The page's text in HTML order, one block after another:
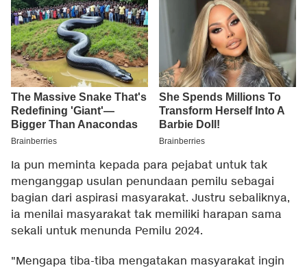
Ia pun meminta kepada para pejabat untuk tak
menganggap usulan penundaan pemilu sebagai
bagian dari aspirasi masyarakat. Justru sebaliknya,
ia menilai masyarakat tak memiliki harapan sama
sekali untuk menunda Pemilu 2024.
"Mengapa tiba-tiba mengatakan masyarakat ingin